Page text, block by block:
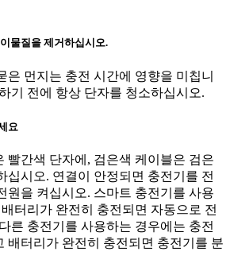
물질을 제거하십시오.
은 먼지는 충전 시간에 영향을 미칩니
기 전에 항상 단자를 청소하십시오.
요
빨간색 단자에, 검은색 케이블은 검은
십시오. 연결이 안정되면 충전기를 전
원을 켜십시오. 스마트 충전기를 사용
터리가 완전히 충전되면 자동으로 전
른 충전기를 사용하는 경우에는 충전
배터리가 완전히 충전되면 충전기를 분